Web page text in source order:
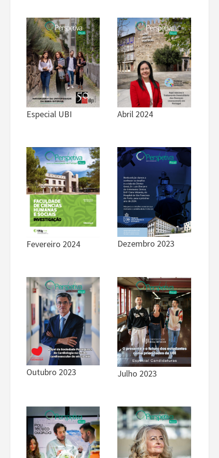
Especial UBI Abril 2024
Fevereiro 2024 Dezembro 2023
Outubro 2023 Julho 2023